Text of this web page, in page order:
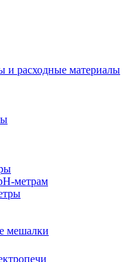
и расходные материалы
метрам
мешалки